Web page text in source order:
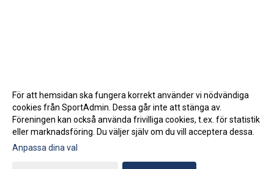
Gå till Webbversion
För att hemsidan ska fungera korrekt använder vi nödvändiga
cookies från SportAdmin. Dessa går inte att stänga av.
Föreningen kan också använda frivilliga cookies, t.ex. för statistik
eller marknadsföring. Du väljer själv om du vill acceptera dessa.
Anpassa dina val